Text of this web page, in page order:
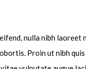
nulla nibh
Proin ut nibh